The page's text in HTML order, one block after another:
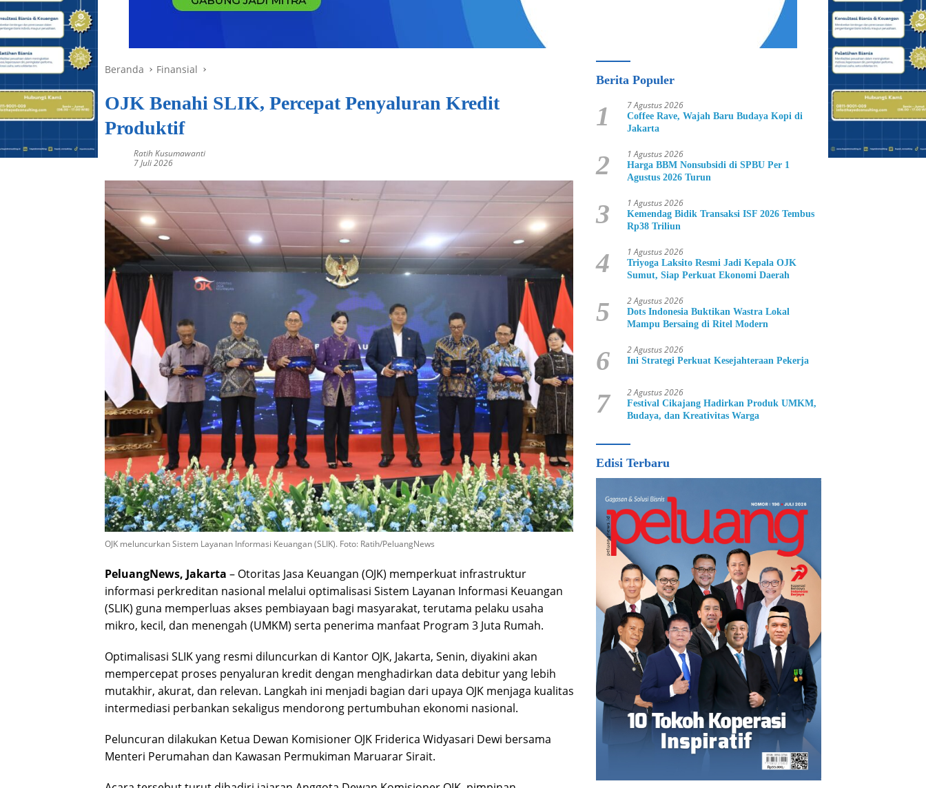
Beranda Finansial
OJK Benahi SLIK, Percepat Penyaluran Kredit
Produktif
Ratih Kusumawanti
7 Juli 2026
OJK meluncurkan Sistem Layanan Informasi Keuangan (SLIK). Foto: Ratih/PeluangNews
PeluangNews, Jakarta – Otoritas Jasa Keuangan (OJK) memperkuat infrastruktur
informasi perkreditan nasional melalui optimalisasi Sistem Layanan Informasi Keuangan
(SLIK) guna memperluas akses pembiayaan bagi masyarakat, terutama pelaku usaha
mikro, kecil, dan menengah (UMKM) serta penerima manfaat Program 3 Juta Rumah.
Optimalisasi SLIK yang resmi diluncurkan di Kantor OJK, Jakarta, Senin, diyakini akan
mempercepat proses penyaluran kredit dengan menghadirkan data debitur yang lebih
mutakhir, akurat, dan relevan. Langkah ini menjadi bagian dari upaya OJK menjaga kualitas
intermediasi perbankan sekaligus mendorong pertumbuhan ekonomi nasional.
Peluncuran dilakukan Ketua Dewan Komisioner OJK Friderica Widyasari Dewi bersama
Menteri Perumahan dan Kawasan Permukiman Maruarar Sirait.
Berita Populer
1 7 Agustus 2026
Coffee Rave, Wajah Baru Budaya Kopi di
Jakarta
2 1 Agustus 2026
Harga BBM Nonsubsidi di SPBU Per 1
Agustus 2026 Turun
3 1 Agustus 2026
Kemendag Bidik Transaksi ISF 2026 Tembus
Rp38 Triliun
4 1 Agustus 2026
Triyoga Laksito Resmi Jadi Kepala OJK
Sumut, Siap Perkuat Ekonomi Daerah
5 2 Agustus 2026
Dots Indonesia Buktikan Wastra Lokal
Mampu Bersaing di Ritel Modern
6 2 Agustus 2026
Ini Strategi Perkuat Kesejahteraan Pekerja
7 2 Agustus 2026
Festival Cikajang Hadirkan Produk UMKM,
Budaya, dan Kreativitas Warga
Edisi Terbaru